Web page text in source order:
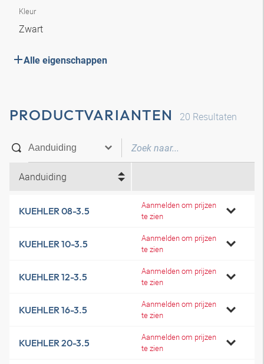
Kleur
Zwart
Alle eigenschappen
PRODUCTVARIANTEN 20 Resultaten
Aanduiding
KUEHLER 08-3.5
Aanmelden om prijzen
te zien
KUEHLER 10-3.5
Aanmelden om prijzen
te zien
KUEHLER 12-3.5
Aanmelden om prijzen
te zien
KUEHLER 16-3.5
Aanmelden om prijzen
te zien
KUEHLER 20-3.5
Aanmelden om prijzen
te zien